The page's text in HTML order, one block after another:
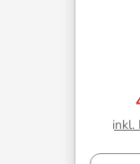
inkl.